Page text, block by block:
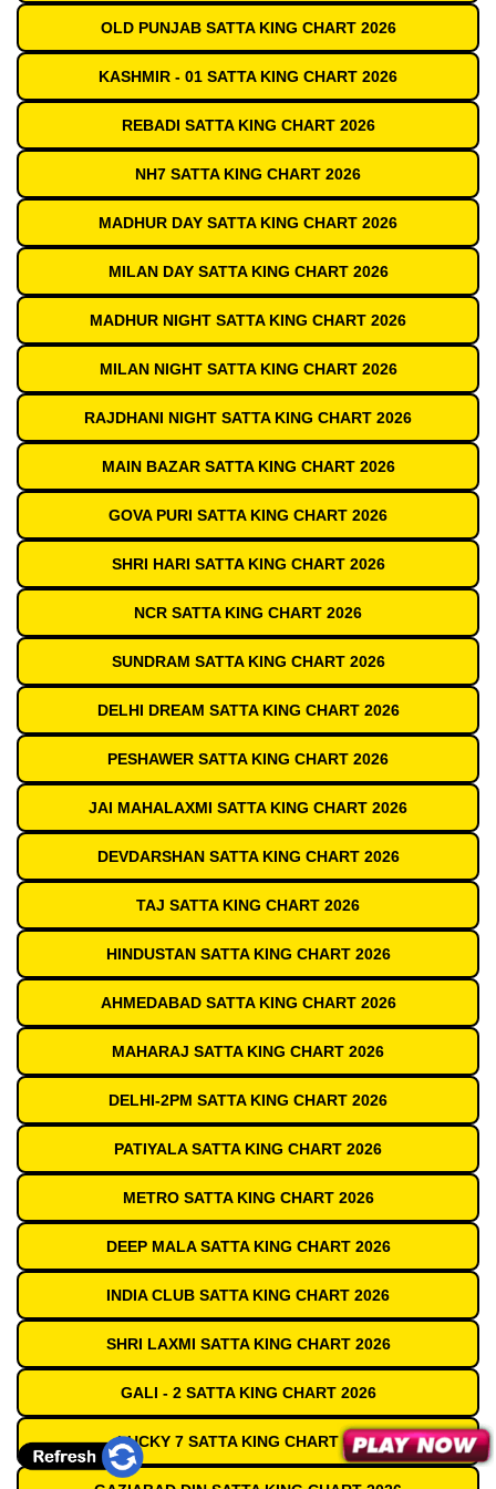
OLD PUNJAB SATTA KING CHART 2026
KASHMIR - 01 SATTA KING CHART 2026
REBADI SATTA KING CHART 2026
NH7 SATTA KING CHART 2026
MADHUR DAY SATTA KING CHART 2026
MILAN DAY SATTA KING CHART 2026
MADHUR NIGHT SATTA KING CHART 2026
MILAN NIGHT SATTA KING CHART 2026
RAJDHANI NIGHT SATTA KING CHART 2026
MAIN BAZAR SATTA KING CHART 2026
GOVA PURI SATTA KING CHART 2026
SHRI HARI SATTA KING CHART 2026
NCR SATTA KING CHART 2026
SUNDRAM SATTA KING CHART 2026
DELHI DREAM SATTA KING CHART 2026
PESHAWER SATTA KING CHART 2026
JAI MAHALAXMI SATTA KING CHART 2026
DEVDARSHAN SATTA KING CHART 2026
TAJ SATTA KING CHART 2026
HINDUSTAN SATTA KING CHART 2026
AHMEDABAD SATTA KING CHART 2026
MAHARAJ SATTA KING CHART 2026
DELHI-2PM SATTA KING CHART 2026
PATIYALA SATTA KING CHART 2026
METRO SATTA KING CHART 2026
DEEP MALA SATTA KING CHART 2026
INDIA CLUB SATTA KING CHART 2026
SHRI LAXMI SATTA KING CHART 2026
GALI - 2 SATTA KING CHART 2026
LUCKY 7 SATTA KING CHART 2026